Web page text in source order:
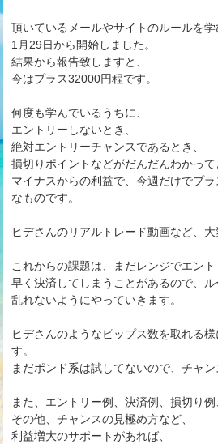
頂いているメールやサイトのルールを学
1月29日から開始しました。
結果から報告致しますと、
今はプラス32000円程です。
何度も学んでいるうちに、
エントリーしないとき、
絶対エントリーチャンスであるとき、
損切りポイントなどがだんだんわかって
マイナスからの利益で、今週だけでプ
なものです。
ヒデさんのリアルトレード動画など、大
これからの課題は、まだレンジでエント
早く決済してしまうことがあるので、ル
乱れないようにやっていきます。
ヒデさんのようなピップス数を取れる
す。
まだポンド系は試してないので、チャン
また、エントリー例、決済例、損切り例
その他、チャンスの見極め方など、
利益増大のサポートがあれば、